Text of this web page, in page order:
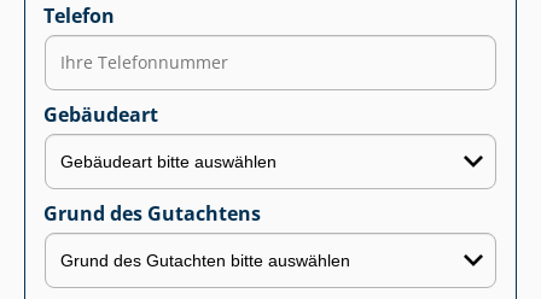
Telefon
Gebäudeart
Grund des Gutachtens